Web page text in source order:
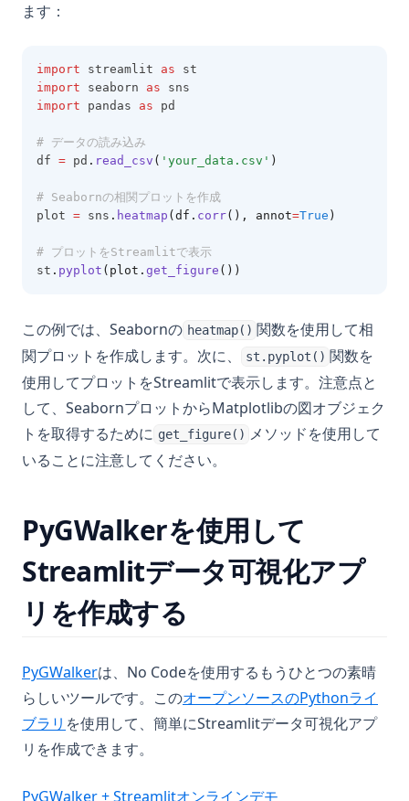
ます：
import streamlit as st
import seaborn as sns
import pandas as pd
# データの読み込み
df = pd . read_csv ( 'your_data.csv' )
# Seabornの相関プロットを作成
plot = sns . heatmap (df. corr(), annot=True )
# プロットをStreamlitで表示
st . pyplot (plot. get_figure ())
この例では、Seabornの heatmap() 関数を使用して相
関プロットを作成します。次に、
st.pyplot() 関数を
使用してプロットをStreamlitで表示します。注意点と
して、SeabornプロットからMatplotlibの図オブジェク
トを取得するために get_figure() メソッドを使用して
いることに注意してください。
PyGWalkerを使用して
Streamlitデータ可視化アプ
リを作成する
PyGWalker(opens in a new tab)
は、No Codeを使用するもうひとつの素晴
らしいツールです。このオープンソースのPythonライ
ブラリ を使用して、簡単にStreamlitデータ可視化アプ
リを作成できます。
PyGWalker + Streamlitオンラインデモ